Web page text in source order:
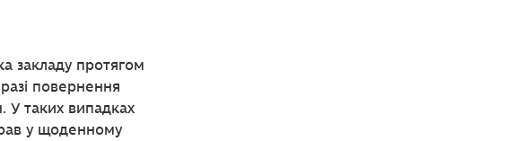
закладу протягом
повернення
У таких випадках
у щоденному